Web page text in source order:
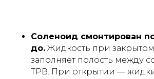
Соленоид смонтирован
до. Жидкость при
заполняет полость между
ТРВ. При открытии —